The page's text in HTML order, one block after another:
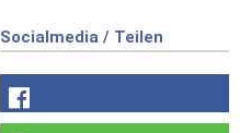
Socialmedia / Teilen